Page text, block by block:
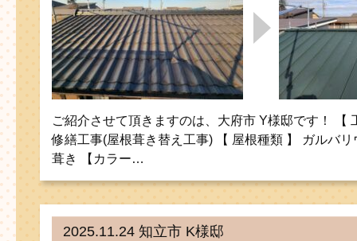
ご紹介させて頂きますのは、大府市 Y様邸です！ 【
修繕工事(屋根葺き替え工事) 【 屋根種類 】 ガルバ
葺き 【カラー…
2025.11.24 知立市 K様邸